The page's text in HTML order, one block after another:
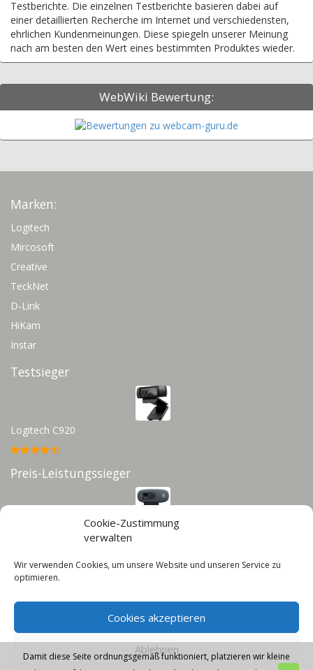
Cookie-Zustimmung
verwalten
Wir verwenden Cookies, um unsere Website und unseren Service zu
optimieren.
Cookies akzeptieren
Ablehnen
Testberichte. Die einzelnen Testberichte basieren dabei auf
einer detaillierten Recherche im Internet und verschiedensten,
ehrlichen Kundenmeinungen. Diese spiegeln unserer Meinung
nach am besten den Wert eines bestimmten Produktes wieder.
WebWiki Bewertung:
Marken:
Logitech
Mircosoft
Creative
TeckNet
D-Link
HiKam
Instar
Testsieger
Logitech C920
Preis-Leistungssieger
Infos
Cookie-Richtlinie (EU)
Damit diese Seite ordnungsgemäß funktioniert, platzieren wir kleine